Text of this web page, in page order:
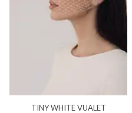
TINY WHITE VUALET